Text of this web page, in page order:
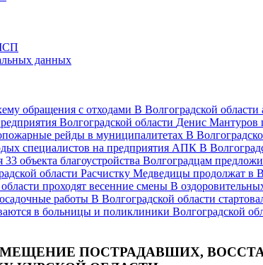
данных
В Волгоградской
Денис Мантуров
В
В
Волгоградцам
Расчистку Медведицы продолжат в
В
В Волгоградской области
ПОСТРАДАВШИХ,